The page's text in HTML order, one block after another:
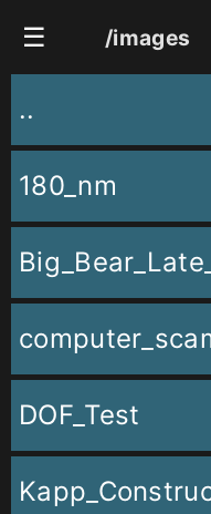
☰ /images
..
180_nm
DOF_Test